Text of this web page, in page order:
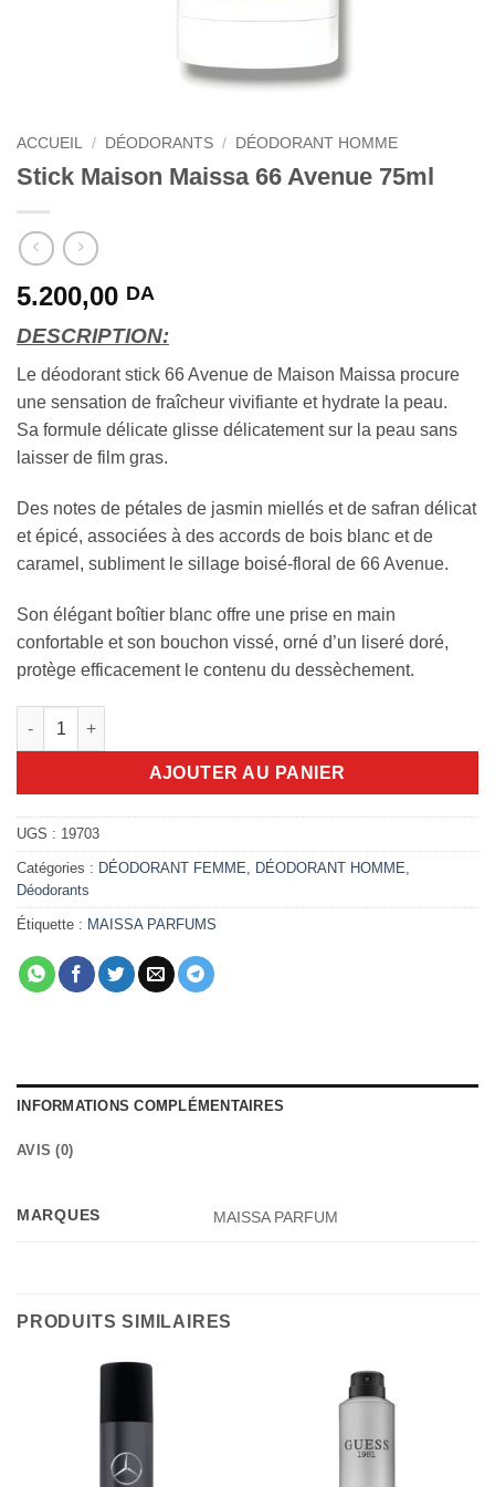
ACCUEIL / DÉODORANTS / DÉODORANT HOMME
Stick Maison Maissa 66 Avenue 75ml
5.200,00 DA
DESCRIPTION:
Le déodorant stick 66 Avenue de Maison Maissa procure
une sensation de fraîcheur vivifiante et hydrate la peau.
Sa formule délicate glisse délicatement sur la peau sans
laisser de film gras.
Des notes de pétales de jasmin miellés et de safran délicat
et épicé, associées à des accords de bois blanc et de
caramel, subliment le sillage boisé-floral de 66 Avenue.
Son élégant boîtier blanc offre une prise en main
confortable et son bouchon vissé, orné d’un liseré doré,
protège efficacement le contenu du dessèchement.
quantité de Stick Maison Maissa 66 Avenue 75ml
AJOUTER AU PANIER
UGS : 19703
Catégories : DÉODORANT FEMME, DÉODORANT HOMME,
Déodorants
Étiquette : MAISSA PARFUMS
INFORMATIONS COMPLÉMENTAIRES
AVIS (0)
MARQUES MAISSA PARFUM
PRODUITS SIMILAIRES